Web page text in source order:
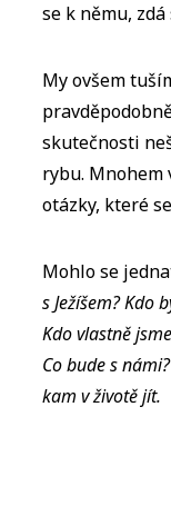
se k němu,
My ovšem
skutečnosti
rybu.
otázky, které
Mohlo se
s Ježíšem? Kdo
Kdo vlastně
Co bude s
kam v životě jít.